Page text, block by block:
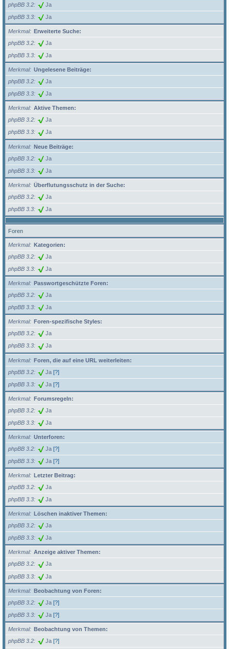
phpBB 3.2
Ja
phpBB 3.3 Ja
Merkmal
Erweiterte Suche:
phpBB 3.2
Ja
phpBB 3.3 Ja
Merkmal
Ungelesene Beiträge:
phpBB 3.2
Ja
phpBB 3.3 Ja
Merkmal
Aktive Themen:
phpBB 3.2
Ja
phpBB 3.3 Ja
Merkmal
Neue Beiträge:
phpBB 3.2
Ja
phpBB 3.3 Ja
Merkmal
Überflutungsschutz in der Suche:
phpBB 3.2
Ja
phpBB 3.3 Ja
Foren
Merkmal
Kategorien:
phpBB 3.2
Ja
phpBB 3.3 Ja
Merkmal
Passwortgeschützte Foren:
phpBB 3.2
Ja
phpBB 3.3 Ja
Merkmal
Foren-spezifische Styles:
phpBB 3.2
Ja
phpBB 3.3 Ja
Merkmal
Foren, die auf eine URL weiterleiten:
phpBB 3.2
Ja [?]
phpBB 3.3 Ja [?]
Merkmal
Forumsregeln:
phpBB 3.2
Ja
phpBB 3.3 Ja
Merkmal
Unterforen:
phpBB 3.2
Ja [?]
phpBB 3.3 Ja [?]
Merkmal
Letzter Beitrag:
phpBB 3.2
Ja
phpBB 3.3 Ja
Merkmal
Löschen inaktiver Themen:
phpBB 3.2
Ja
phpBB 3.3 Ja
Merkmal
Anzeige aktiver Themen:
phpBB 3.2
Ja
phpBB 3.3 Ja
Merkmal
Beobachtung von Foren:
phpBB 3.2
Ja [?]
phpBB 3.3 Ja [?]
Merkmal
Beobachtung von Themen:
phpBB 3.2
Ja [?]